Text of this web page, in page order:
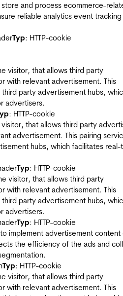
and process ecommerce-
reliable analytics event tracking
Typ: HTTP-cookie
visitor, that allows third party
with relevant advertisement. This
party advertisement hubs,
advertisers.
: HTTP-cookie
that allows third party
advertisement. This pairing
hubs, which facilitates real-
Typ: HTTP-cookie
visitor, that allows third party
with relevant advertisement. This
party advertisement hubs,
advertisers.
Typ: HTTP-cookie
implement advertisement content
the efficiency of the ads and
Typ: HTTP-cookie
visitor, that allows third party
with relevant advertisement. This